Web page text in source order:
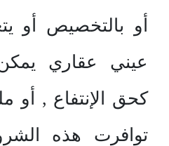
أو بالتخصيص أو
عيني عقاري
كحق الإنتفاع , أو
توافرت هذه